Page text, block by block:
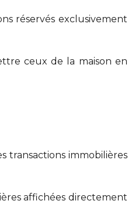
réservés exclusivement
ceux de la maison en
transactions immobilières
affichées directement